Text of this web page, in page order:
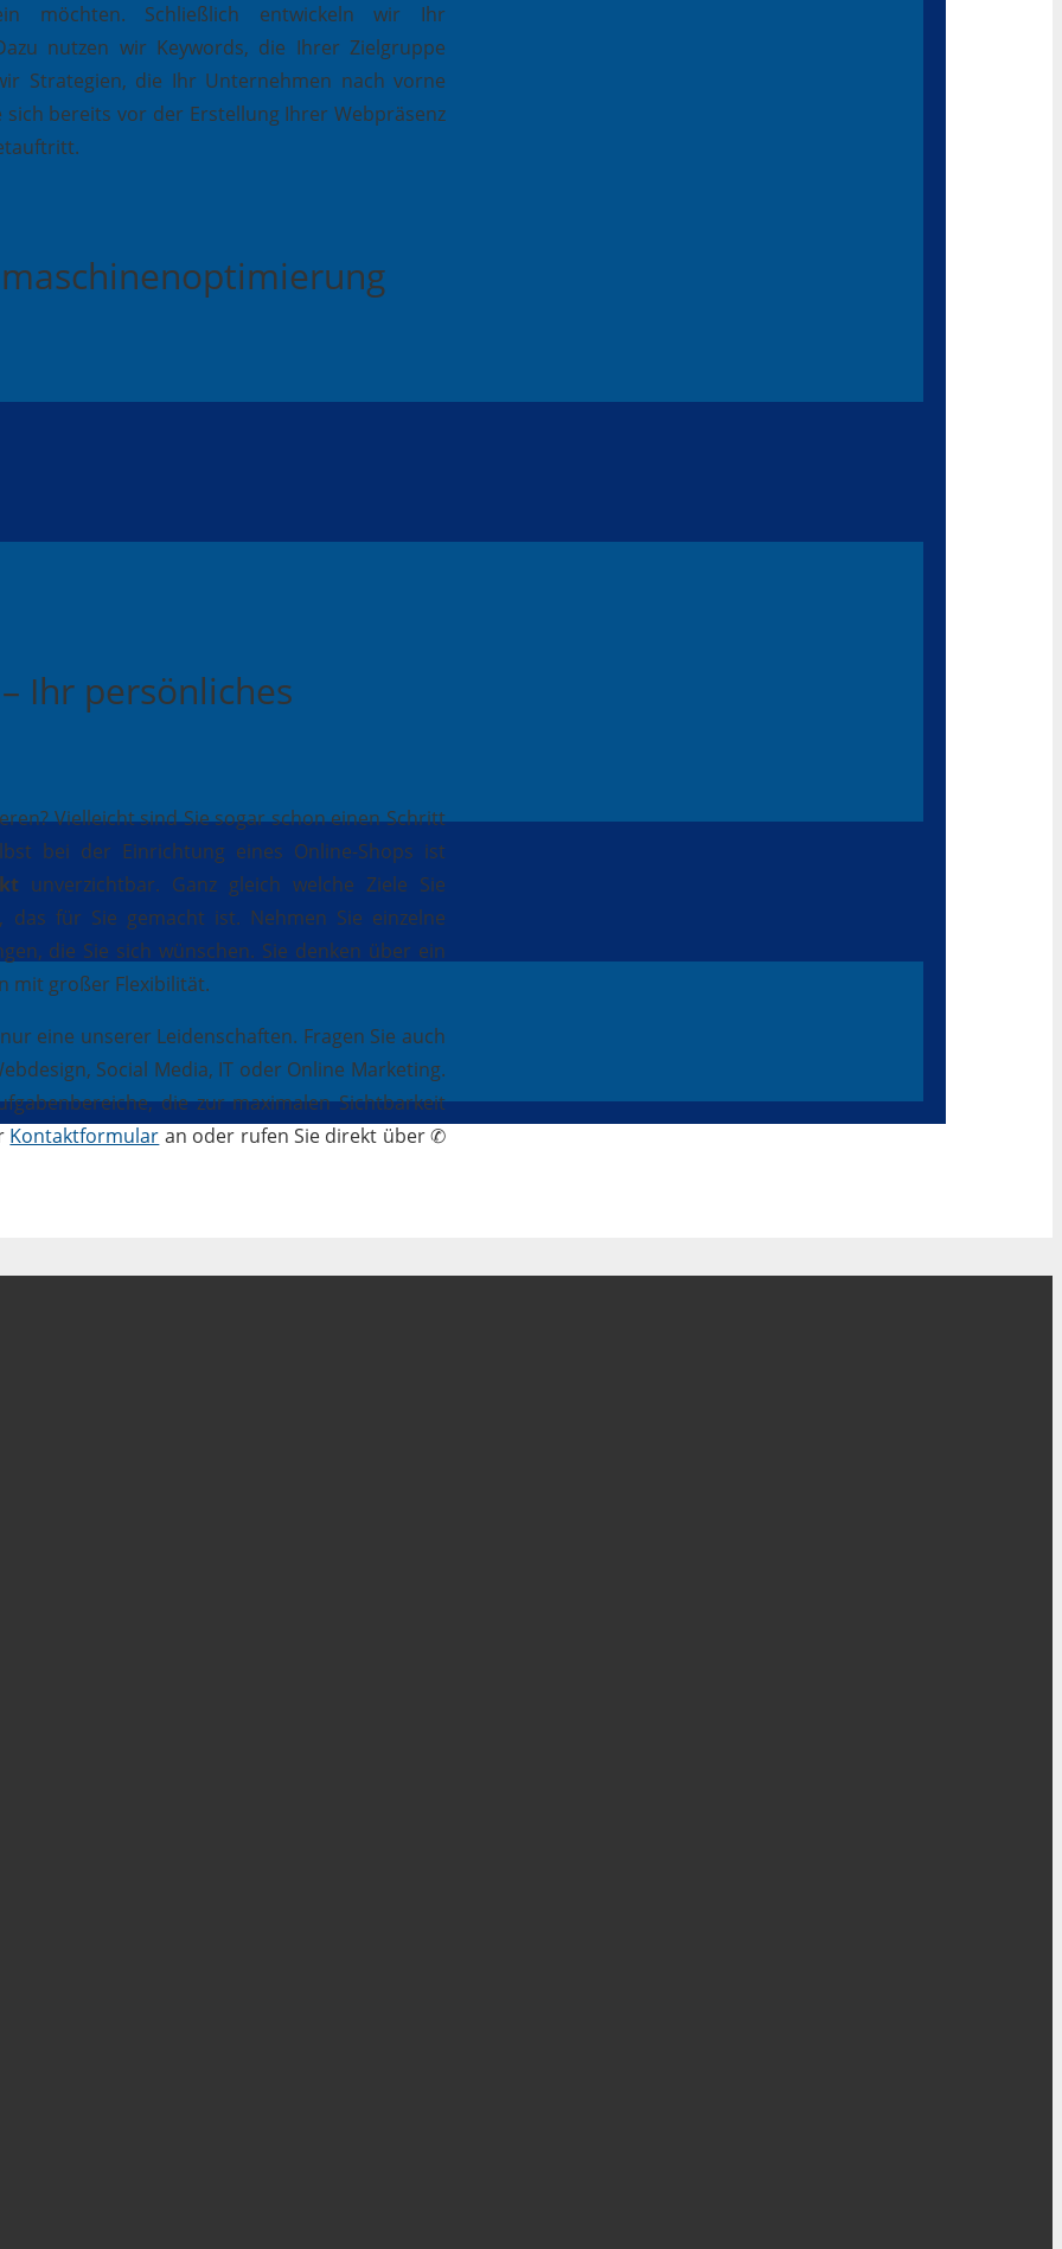
möchten. Schließlich entwickeln wir Ihr
nutzen wir Keywords, die Ihrer Zielgruppe
Strategien, die Ihr Unternehmen nach vorne
bereits vor der Erstellung Ihrer Webpräsenz
Ihr persönliches
Vielleicht sind Sie sogar schon einen Schritt
bei der Einrichtung eines Online-Shops ist
unverzichtbar. Ganz gleich welche Ziele Sie
für Sie gemacht ist. Nehmen Sie einzelne
die Sie sich wünschen. Sie denken über ein
mit großer Flexibilität.
eine unserer Leidenschaften. Fragen Sie auch
Social Media, IT oder Online Marketing.
die zur maximalen Sichtbarkeit
Kontaktformular an oder rufen Sie direkt über ✆